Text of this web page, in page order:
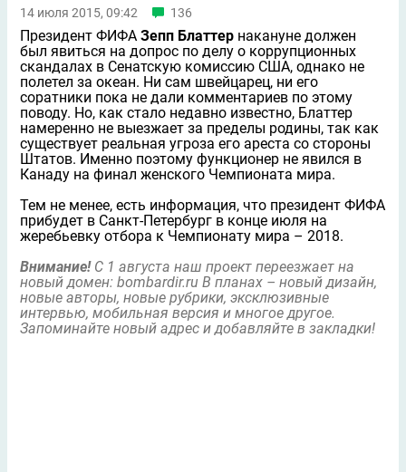
14 июля 2015, 09:42 136
Президент ФИФА Зепп Блаттер накануне должен
был явиться на допрос по делу о коррупционных
скандалах в Сенатскую комиссию США, однако не
полетел за океан. Ни сам швейцарец, ни его
соратники пока не дали комментариев по этому
поводу. Но, как стало недавно известно, Блаттер
намеренно не выезжает за пределы родины, так как
существует реальная угроза его ареста со стороны
Штатов. Именно поэтому функционер не явился в
Канаду на финал женского Чемпионата мира.
Тем не менее, есть информация, что президент ФИФА
прибудет в Санкт-Петербург в конце июля на
жеребьевку отбора к Чемпионату мира – 2018.
Внимание!С 1 августа наш проект переезжает на
новый домен: bombardir.ru В планах – новый дизайн,
новые авторы, новые рубрики, эксклюзивные
интервью, мобильная версия и многое другое.
Запоминайте новый адрес и добавляйте в закладки!